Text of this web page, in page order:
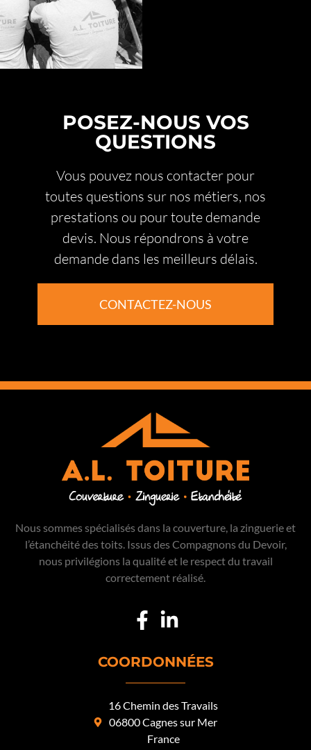
POSEZ-NOUS VOS
QUESTIONS
Vous pouvez nous contacter pour
toutes questions sur nos métiers, nos
prestations ou pour toute demande
devis. Nous répondrons à votre
demande dans les meilleurs délais.
CONTACTEZ-NOUS
Nous sommes spécialisés dans la couverture, la zinguerie et
l’étanchéité des toits. Issus des Compagnons du Devoir,
nous privilégions la qualité et le respect du travail
correctement réalisé.
COORDONNÉES
16 Chemin des Travails
06800 Cagnes sur Mer
France